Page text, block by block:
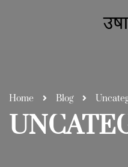
Home Blog